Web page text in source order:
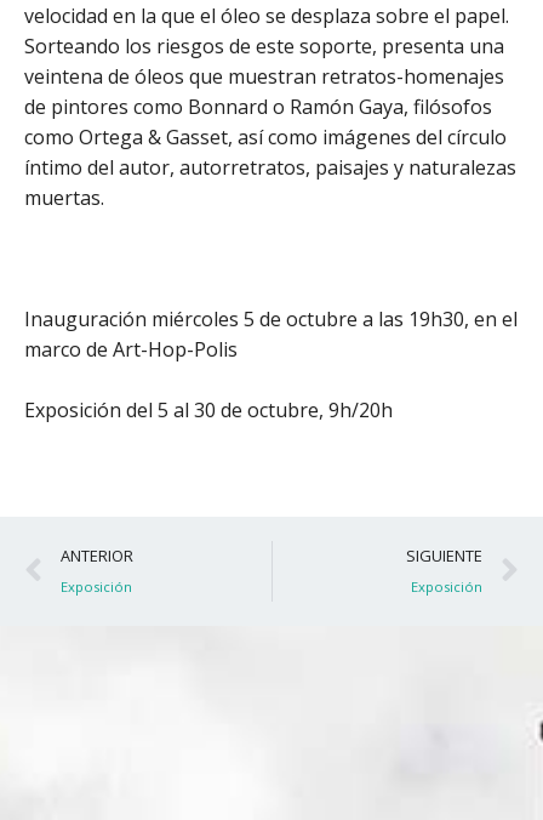
velocidad en la que el óleo se desplaza sobre el papel.
Sorteando los riesgos de este soporte, presenta una
veintena de óleos que muestran retratos-homenajes
de pintores como Bonnard o Ramón Gaya, filósofos
como Ortega & Gasset, así como imágenes del círculo
íntimo del autor, autorretratos, paisajes y naturalezas
muertas.
Inauguración miércoles 5 de octubre a las 19h30, en el
marco de Art-Hop-Polis
Exposición del 5 al 30 de octubre, 9h/20h
Ant
ANTERIOR
Exposición
SIGUIENTE
Exposición